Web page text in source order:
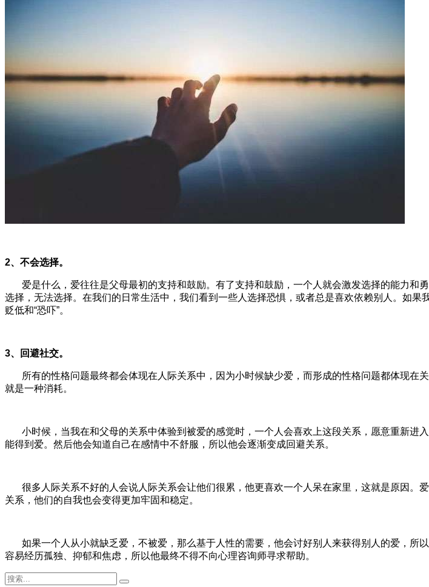
2、不会选择。
爱是什么，爱往往是父母最初的支持和鼓励。有了支持和鼓励，一个人就会激发选择的能力
选择，无法选择。在我们的日常生活中，我们看到一些人选择恐惧，或者总是喜欢依赖别人。如
贬低和“恐吓”。
3、回避社交。
所有的性格问题最终都会体现在人际关系中，因为小时候缺少爱，而形成的性格问题都体现在
就是一种消耗。
小时候，当我在和父母的关系中体验到被爱的感觉时，一个人会喜欢上这段关系，愿意重新进
能得到爱。然后他会知道自己在感情中不舒服，所以他会逐渐变成回避关系。
很多人际关系不好的人会说人际关系会让他们很累，他更喜欢一个人呆在家里，这就是原因。
关系，他们的自我也会变得更加牢固和稳定。
如果一个人从小就缺乏爱，不被爱，那么基于人性的需要，他会讨好别人来获得别人的爱，所
容易经历孤独、抑郁和焦虑，所以他最终不得不向心理咨询师寻求帮助。